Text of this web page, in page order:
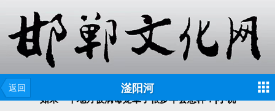
返回 滏阳河
如果一个地方被病毒笼罩了很多年会怎样？|小说